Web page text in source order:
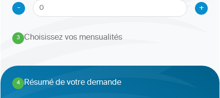
-
+
3
. Choisissez vos mensualités
4
. Résumé de votre demande